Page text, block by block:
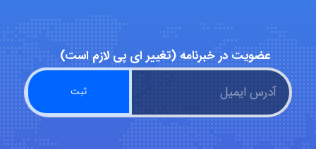
USER124
malekf
abolfazlkoshehe
عضویت در خبرنامه (تغییر ای پی لازم است)